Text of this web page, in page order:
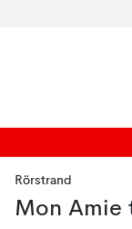
Rörstrand
Mon Amie